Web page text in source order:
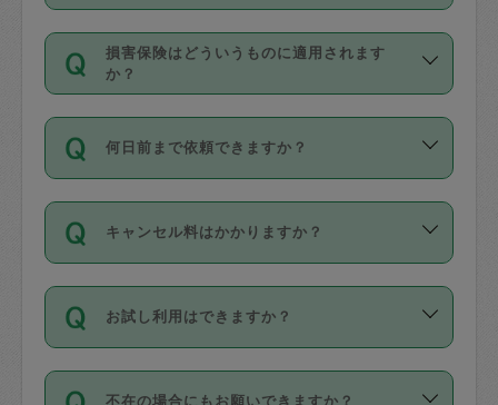
能です。依頼送信後、個別にタスカジさ
んにメッセージを送り調整してくださ
い。ただし、２時間を越えての調整はで
時間も被らない場合、損害保険の対象外
基本的に、高所での作業や危険作業、屋
外での作業は対象外です。
育園や学校の給食やレストランで料理関
係の専門職に従事されていた方、日本で
すでにハウスキーパーや英語の先生とし
てお仕事をしているフィリピン出身の
社員など様々なバックグラウンドの方が
登録しています。
日本語も話せる方など様々です。
ールに記載していますので、各自の得意
を依頼してください。
応募の際に、各自事務局との面接と説明
を行っています。その後、身分証明書の
写真提出をしていただいています。外国
確認しています。タスカジさんトレーニ
ング動画を使ったセルフトレーニングの
現場トライアルを受け、合格したタスカ
ジさんが活動されています。
※テストセンターの講評は１件目のレビュ
損害保険はどういうものに適用されます
か？
依頼者とタスカジさんとの間でタスカジ
を通して成立した作業時間内での作業に
適用されます。作業範囲は、掃除、洗
です。作業中に物を壊したり、人にけが
をさせたりした場合が対象で、補償金額
す。
何日前まで依頼できますか？
ご依頼は、現在を起点に3日後（72時間
以降）の日時から受付可能となっていま
す。
タスカジさんへ「募集」をかけることが
可能です。
キャンセル料はかかりますか？
キャンセル料には、以下の2種類がありま
す。
お試し利用はできますか？
「お試し利用」というメニューはありま
不在の場合にもお願いできますか？